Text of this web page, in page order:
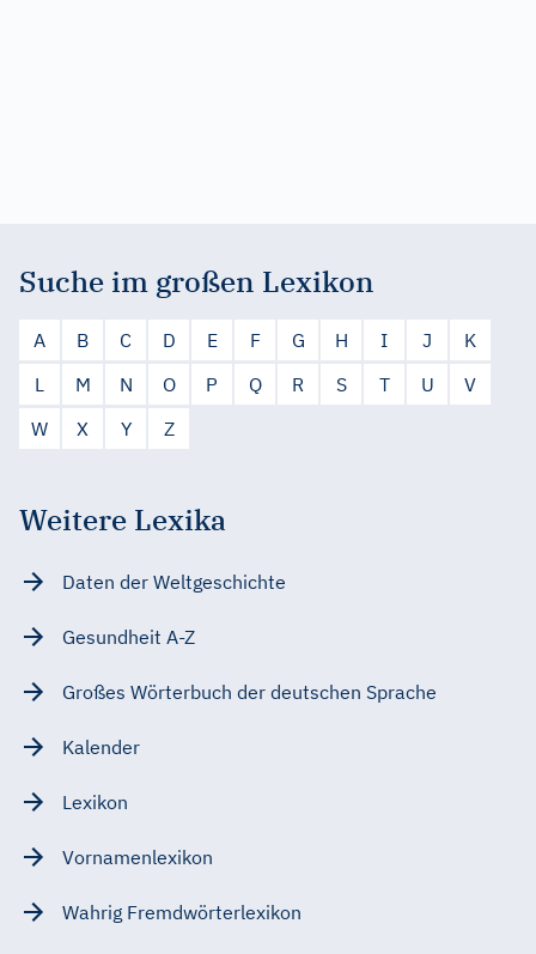
Suche im großen Lexikon
A B C D E F G H I J
K
L
M N O P Q R S T U
V
W
X Y Z
Weitere Lexika
Daten der Weltgeschichte
Gesundheit A-Z
Großes Wörterbuch der deutschen Sprache
Kalender
Lexikon
Vornamenlexikon
Wahrig Fremdwörterlexikon